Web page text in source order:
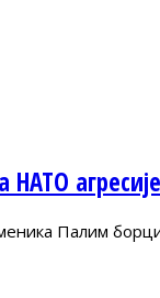
агресије
Палим